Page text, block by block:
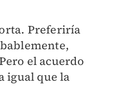
Preferiría
el acuerdo
igual que la